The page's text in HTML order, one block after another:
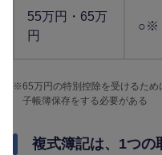
55万円・65万
円
○※
※65万円の特別控除を受けるた
子帳簿保存をする必要がある
複式簿記は、1つの